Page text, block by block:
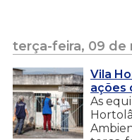
terça-feira, 09 de
Vila
ações
As